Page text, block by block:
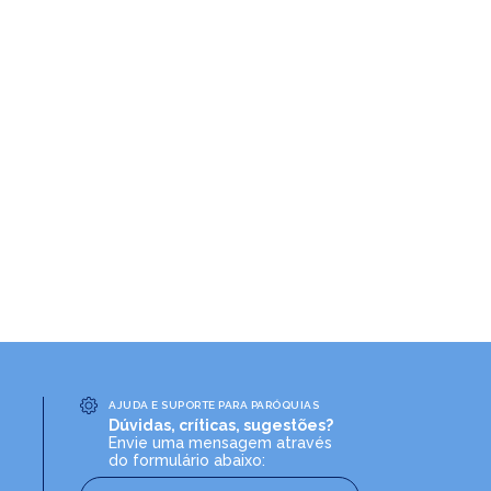
AJUDA E SUPORTE PARA PARÓQUIAS
Dúvidas, críticas, sugestões?
Envie uma mensagem através
do formulário abaixo: